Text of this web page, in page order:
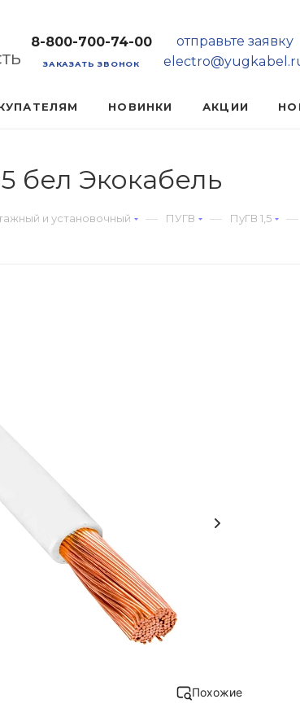
8-800-700-74-00
ЗАКАЗАТЬ ЗВОНОК
отправьте заявку
НОВИНКИ АКЦИИ
бел Экокабель
и установочный — ПУГВ — ПуГВ 1,5 —
Похожие